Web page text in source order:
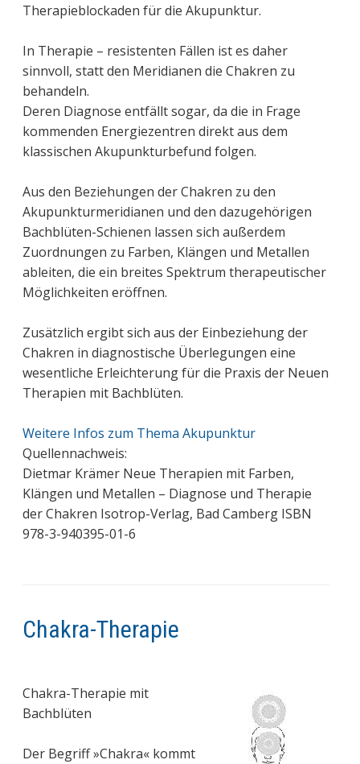
Therapieblockaden für die Akupunktur.
In Therapie – resistenten Fällen ist es daher
sinnvoll, statt den Meridianen die Chakren zu
behandeln.
Deren Diagnose entfällt sogar, da die in Frage
kommenden Energiezentren direkt aus dem
klassischen Akupunkturbefund folgen.
Aus den Beziehungen der Chakren zu den
Akupunkturmeridianen und den dazugehörigen
Bachblüten-Schienen lassen sich außerdem
Zuordnungen zu Farben, Klängen und Metallen
ableiten, die ein breites Spektrum therapeutischer
Möglichkeiten eröffnen.
Zusätzlich ergibt sich aus der Einbeziehung der
Chakren in diagnostische Überlegungen eine
wesentliche Erleichterung für die Praxis der Neuen
Therapien mit Bachblüten.
Weitere Infos zum Thema Akupunktur
Quellennachweis:
Dietmar Krämer Neue Therapien mit Farben,
Klängen und Metallen – Diagnose und Therapie
der Chakren Isotrop-Verlag, Bad Camberg ISBN
978-3-940395-01-6
Chakra-Therapie
Chakra-Therapie mit
Bachblüten
Der Begriff »Chakra« kommt